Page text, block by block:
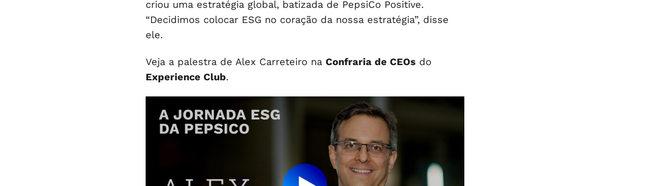
criou uma estratégia global, batizada de PepsiCo Positive.
“Decidimos colocar ESG no coração da nossa estratégia”, disse
ele.
Veja a palestra de Alex Carreteiro na Confraria de CEOs do
Experience Club.